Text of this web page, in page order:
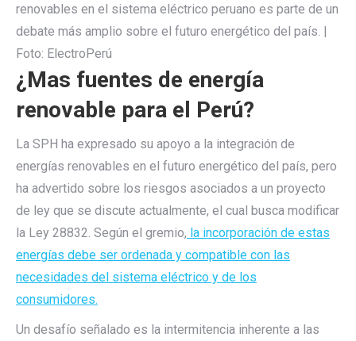
renovables en el sistema eléctrico peruano es parte de un
debate más amplio sobre el futuro energético del país. |
Foto: ElectroPerú
¿Mas fuentes de energía
renovable para el Perú?
La SPH ha expresado su apoyo a la integración de
energías renovables en el futuro energético del país, pero
ha advertido sobre los riesgos asociados a un proyecto
de ley que se discute actualmente, el cual busca modificar
la Ley 28832. Según el gremio, la incorporación de estas
energías debe ser ordenada y compatible con las
necesidades del sistema eléctrico y de los
consumidores.
Un desafío señalado es la intermitencia inherente a las